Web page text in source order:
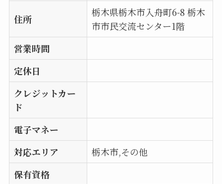
住所
栃木県栃木市入舟町6-8 栃木
市市民交流センター1階
営業時間
定休日
クレジットカー
ド
電子マネー
対応エリア
栃木市,その他
保有資格